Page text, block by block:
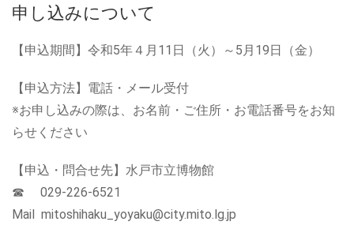
申し込みについて
【申込期間】令和5年４月11日（火）～5月19日（金）
【申込方法】電話・メール受付
※お申し込みの際は、お名前・ご住所・お電話番号をお知
らせください
【申込・問合せ先】水戸市立博物館
☎ 029-226-6521
Mail mitoshihaku_yoyaku@city.mito.lg.jp